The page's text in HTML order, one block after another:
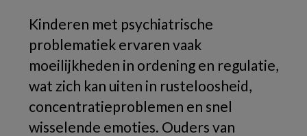
Kinderen met psychiatrische
problematiek ervaren vaak
moeilijkheden in ordening en regulatie,
wat zich kan uiten in rusteloosheid,
concentratieproblemen en snel
wisselende emoties. Ouders van